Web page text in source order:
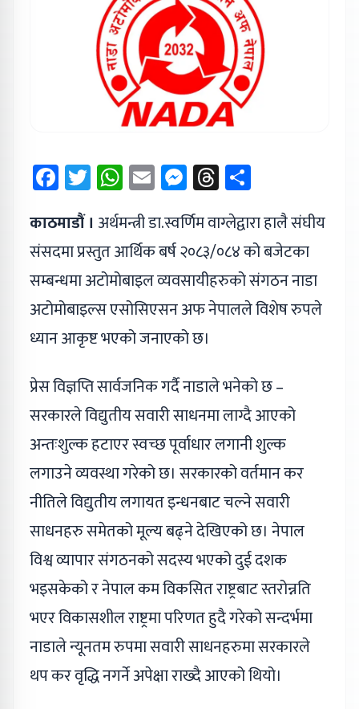
Facebook
Twitter
WhatsApp
EmailMessenger
Threads
काठमाडौं । अर्थमन्त्री डा.स्वर्णिम वाग्लेद्वारा हालै संघीय
संसदमा प्रस्तुत आर्थिक बर्ष २०८३/०८४ को बजेटका
सम्बन्धमा अटोमोबाइल व्यवसायीहरुको संगठन नाडा
अटोमोबाइल्स एसोसिएसन अफ नेपालले विशेष रुपले
ध्यान आकृष्ट भएको जनाएको छ।
प्रेस विज्ञप्ति सार्वजनिक गर्दै नाडाले भनेको छ –
सरकारले विद्युतीय सवारी साधनमा लाग्दै आएको
अन्तःशुल्क हटाएर स्वच्छ पूर्वाधार लगानी शुल्क
लगाउने व्यवस्था गरेको छ। सरकारको वर्तमान कर
नीतिले विद्युतीय लगायत इन्धनबाट चल्ने सवारी
साधनहरु समेतको मूल्य बढ्ने देखिएको छ। नेपाल
विश्व व्यापार संगठनको सदस्य भएको दुई दशक
भइसकेको र नेपाल कम विकसित राष्ट्रबाट स्तरोन्नति
भएर विकासशील राष्ट्रमा परिणत हुदै गरेको सन्दर्भमा
नाडाले न्यूनतम रुपमा सवारी साधनहरुमा सरकारले
थप कर वृद्धि नगर्ने अपेक्षा राख्दै आएको थियो।